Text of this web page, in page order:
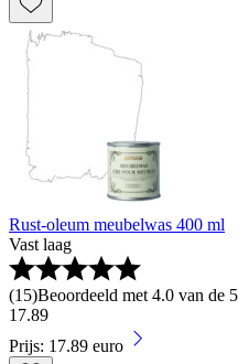
Rust-oleum meubelwas 400 ml
Vast laag
(15)Beoordeeld met 4.0 van de
17.89
Prijs: 17.89 euro